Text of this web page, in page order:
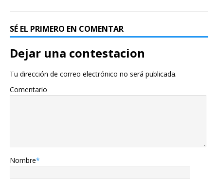
SÉ EL PRIMERO EN COMENTAR
Dejar una contestacion
Tu dirección de correo electrónico no será publicada.
Comentario
Nombre*